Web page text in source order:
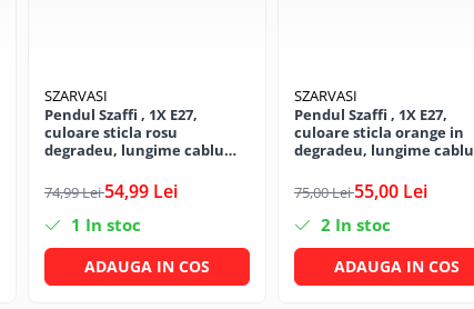
SZARVASI
Pendul Szaffi , 1X E27,
culoare sticla rosu
degradeu, lungime cablu
74,99 Lei54,99 Lei
1 In stoc
ADAUGA IN COS
SZARVASI
Pendul Szaffi , 1X E27,
culoare sticla orange in
degradeu, lungime cablu
75,00 Lei55,00 Lei
2 In stoc
ADAUGA IN COS